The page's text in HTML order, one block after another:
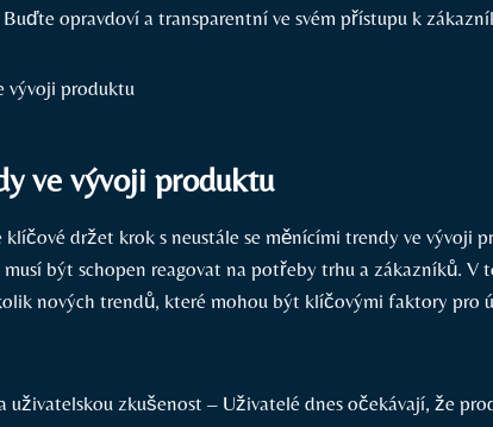
Buďte opravdoví a transparentní ve svém přístupu k
ve vývoji produktu
držet krok s neustále se měnícími trendy ve vývoji
být schopen reagovat na potřeby trhu a zákazníků. V
nových trendů, které mohou být klíčovými faktory pro
uživatelskou zkušenost – Uživatelé dnes očekávají, že